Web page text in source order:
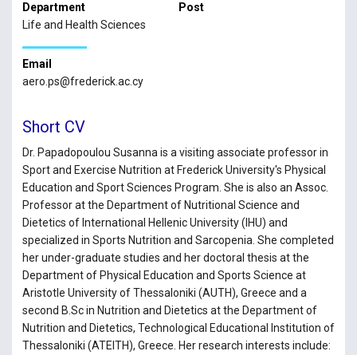
Department
Life and Health Sciences
Post
Email
aero.ps@frederick.ac.cy
Short CV
Dr. Papadopoulou Susanna is a visiting associate professor in
Sport and Exercise Nutrition at Frederick University's Physical
Education and Sport Sciences Program. She is also an Assoc.
Professor at the Department of Nutritional Science and
Dietetics of International Hellenic University (IHU) and
specialized in Sports Nutrition and Sarcopenia. She completed
her under-graduate studies and her doctoral thesis at the
Department of Physical Education and Sports Science at
Aristotle University of Thessaloniki (AUTH), Greece and a
second B.Sc in Nutrition and Dietetics at the Department of
Nutrition and Dietetics, Technological Educational Institution of
Thessaloniki (ATEITH), Greece. Her research interests include: